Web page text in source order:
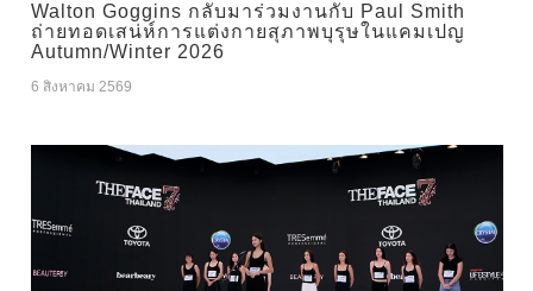
Walton Goggins กลับมาร่วมงานกับ Paul Smith
ถ่ายทอดเสน่ห์การแต่งกายสุภาพบุรุษในแคมเปญ
Autumn/Winter 2026
6 สิงหาคม 2569